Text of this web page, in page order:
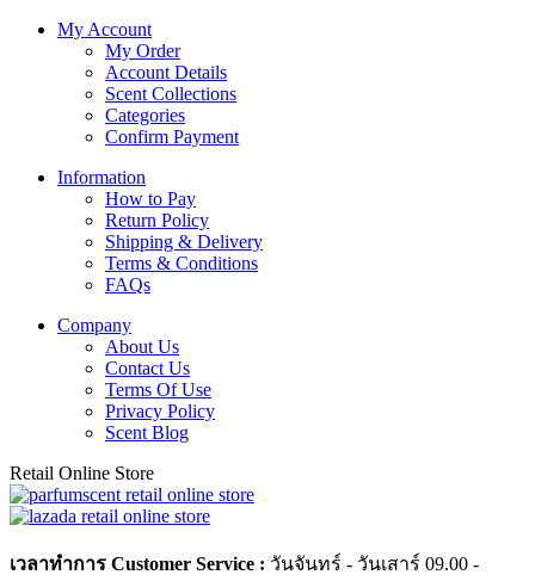
My Account
My Order
Account Details
Scent Collections
Categories
Confirm Payment
Information
How to Pay
Return Policy
Shipping & Delivery
Terms & Conditions
FAQs
Company
About Us
Contact Us
Terms Of Use
Privacy Policy
Scent Blog
Retail Online Store
เวลาทำการ Customer Service : วันจันทร์ - วันเสาร์ 09.00 -